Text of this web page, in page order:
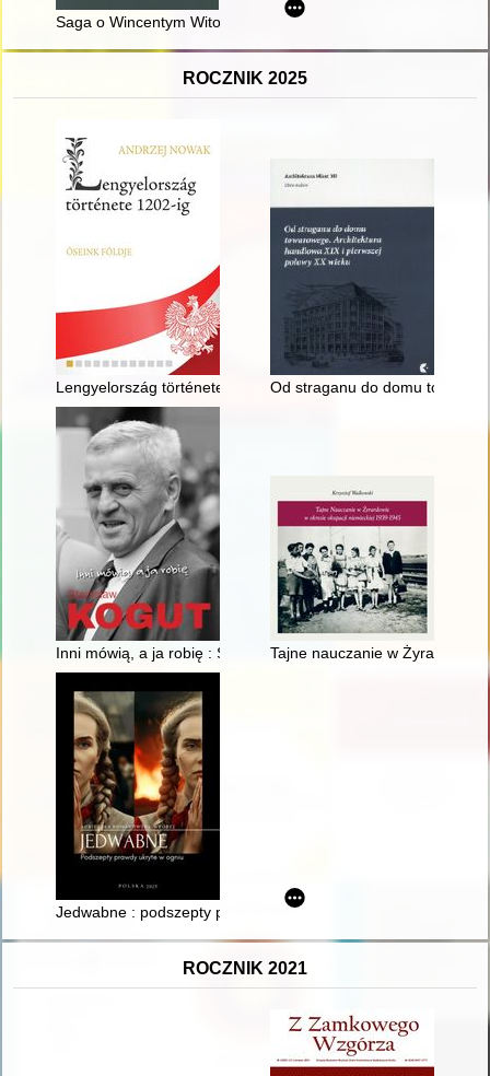
Saga o Wincentym Witosie
ROCZNIK 2025
Lengyelország története 1202-ig : Őseink földje
Od straganu do domu
Inni mówią, a ja robię : Stanisław KogutTajne nauczanie w Żyrardowie
Jedwabne : podszepty prawdy ukryte w ogniu
ROCZNIK 2021